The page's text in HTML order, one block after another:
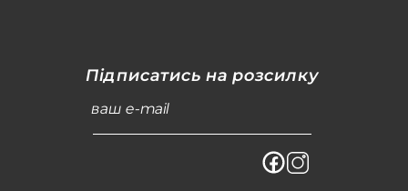
Підписатись на розсилку
ваш e-mail